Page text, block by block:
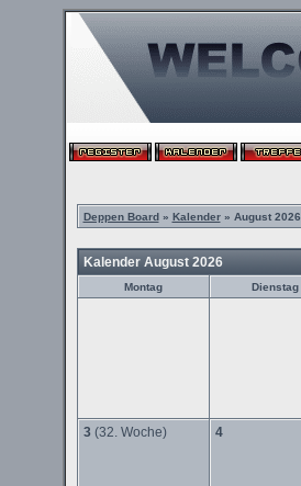
Deppen Board» Kalender» August 2026
Kalender August 2026
Montag Dienstag
3 (32. Woche) 4